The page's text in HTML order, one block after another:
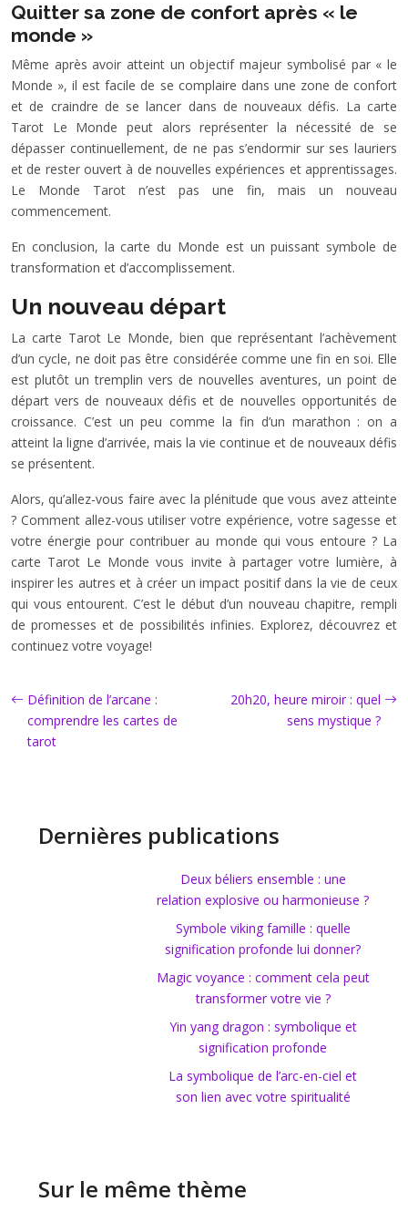
Quitter sa zone de confort après « le
monde »
Même après avoir atteint un objectif majeur symbolisé par « le
Monde », il est facile de se complaire dans une zone de confort
et de craindre de se lancer dans de nouveaux défis. La carte
Tarot Le Monde peut alors représenter la nécessité de se
dépasser continuellement, de ne pas s’endormir sur ses lauriers
et de rester ouvert à de nouvelles expériences et apprentissages.
Le Monde Tarot n’est pas une fin, mais un nouveau
commencement.
En conclusion, la carte du Monde est un puissant symbole de
transformation et d’accomplissement.
Un nouveau départ
La carte Tarot Le Monde, bien que représentant l’achèvement
d’un cycle, ne doit pas être considérée comme une fin en soi. Elle
est plutôt un tremplin vers de nouvelles aventures, un point de
départ vers de nouveaux défis et de nouvelles opportunités de
croissance. C’est un peu comme la fin d’un marathon : on a
atteint la ligne d’arrivée, mais la vie continue et de nouveaux défis
se présentent.
Alors, qu’allez-vous faire avec la plénitude que vous avez atteinte
? Comment allez-vous utiliser votre expérience, votre sagesse et
votre énergie pour contribuer au monde qui vous entoure ? La
carte Tarot Le Monde vous invite à partager votre lumière, à
inspirer les autres et à créer un impact positif dans la vie de ceux
qui vous entourent. C’est le début d’un nouveau chapitre, rempli
de promesses et de possibilités infinies. Explorez, découvrez et
continuez votre voyage!
Définition de l’arcane :
comprendre les cartes de
tarot
20h20, heure miroir : quel
sens mystique ?
Dernières publications
Deux béliers ensemble : une
relation explosive ou harmonieuse ?
Symbole viking famille : quelle
signification profonde lui donner?
Magic voyance : comment cela peut
transformer votre vie ?
Yin yang dragon : symbolique et
signification profonde
La symbolique de l’arc-en-ciel et
son lien avec votre spiritualité
Sur le même thème